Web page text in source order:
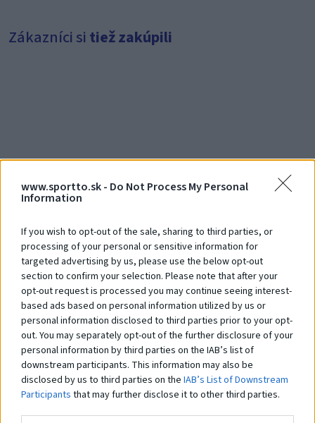
www.sportto.sk - Do Not Process My Personal
Information
If you wish to opt-out of the sale, sharing to third parties, or
processing of your personal or sensitive information for
targeted advertising by us, please use the below opt-out
section to confirm your selection. Please note that after your
opt-out request is processed you may continue seeing interest-
based ads based on personal information utilized by us or
personal information disclosed to third parties prior to your opt-
out. You may separately opt-out of the further disclosure of your
personal information by third parties on the IAB’s list of
downstream participants. This information may also be
disclosed by us to third parties on the IAB’s List of Downstream
Participants that may further disclose it to other third parties.
Zákazníci si tiež zakúpili
Na dopyt
Čo robí tentoprodukt
výnimočným?
Systém STHENOS je sada vybavenia určeného pre cvičenie Street workoutu.
Pozostáva z hrázd, bradiel, lavíc a plošín, kombinovaných v rôznych
zostavách. Ich používanie je založené na využití hmotnosti vlastného tela.
Prvky vám umožňujú vykonávať cvičenia rôznej obtiažnosti: tie
najjednoduchšie, ako aj pokročilejšie. Práve preto sú tréningové zostavy z
prvkovSTHENOSurčené pre širokú skupinu používateľov. Navyše je systém
využiteľný pri telovýchovných cvičeniach, športovom a brannom výcviku a
iných formách všeobecného telesného rozvoja. Použitie pevných a
odolných materiálov a vhodné konštrukčné riešenia zaisťujú odolnosť